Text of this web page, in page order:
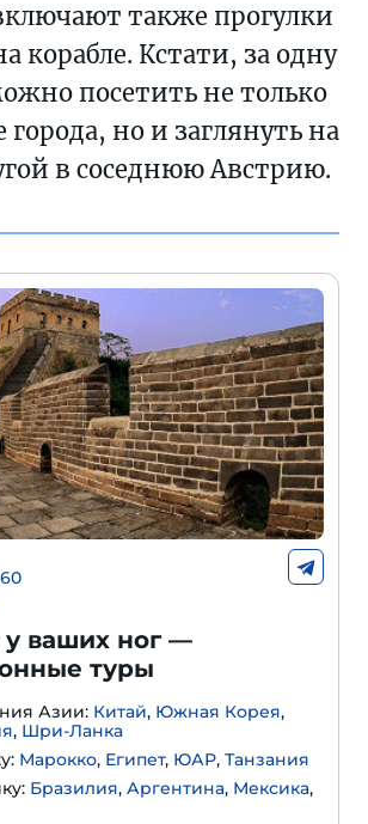
также прогулки
корабле. Кстати, за одну
посетить не только
города, но и заглянуть на
в соседнюю Австрию.
ваших ног —
туры
Азии: Китай, Южная Корея,
, Шри-Ланка
Марокко, Египет, ЮАР, Танзания
Бразилия, Аргентина, Мексика,